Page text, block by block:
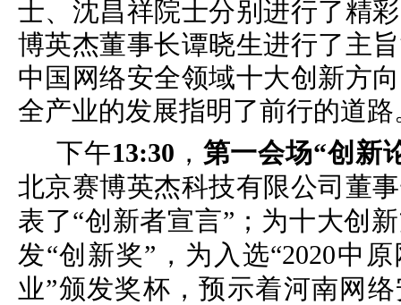
士、沈昌祥院士分别进行了精
博英杰董事长谭晓生进行了主
中国网络安全领域十大创新方
全产业的发展指明了前行的道路
下午13:30 ， 第一会场“创新
北京赛博英杰科技有限公司董
表了“创新者宣言”；为十大创
发“创新奖”，为入选“2020中
业”颁发奖杯，预示着河南网